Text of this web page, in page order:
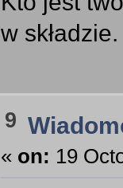
w składzie.
9
« on: 19